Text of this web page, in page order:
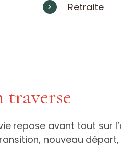
Retraite
repose avant tout sur
nouveau